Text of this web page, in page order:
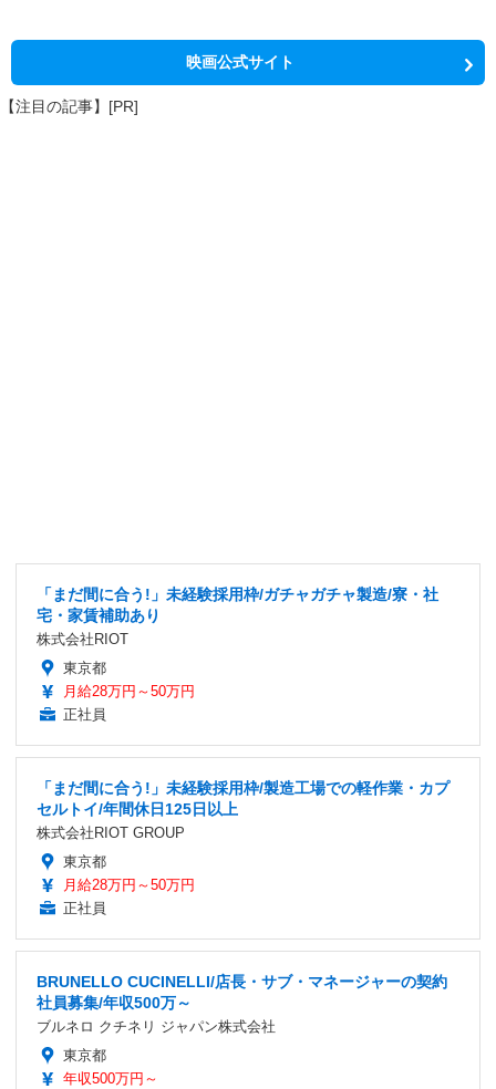
映画公式サイト
【注目の記事】[PR]
「まだ間に合う!」未経験採用枠/ガチャガチャ製造/寮・社
宅・家賃補助あり
株式会社RIOT
東京都
月給28万円～50万円
正社員
「まだ間に合う!」未経験採用枠/製造工場での軽作業・カプ
セルトイ/年間休日125日以上
株式会社RIOT GROUP
東京都
月給28万円～50万円
正社員
BRUNELLO CUCINELLI/店長・サブ・マネージャーの契約
社員募集/年収500万～
ブルネロ クチネリ ジャパン株式会社
東京都
年収500万円～